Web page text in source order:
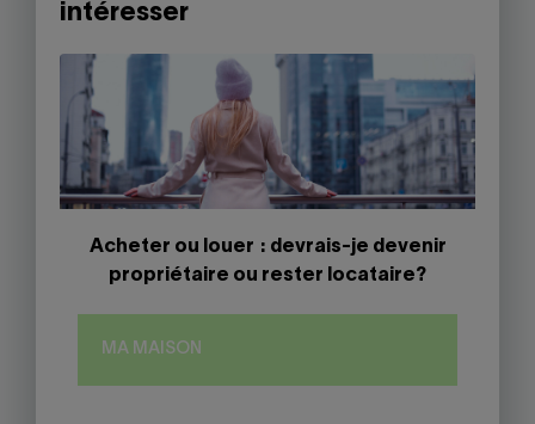
intéresser
Acheter ou louer : devrais-je devenir
propriétaire ou rester locataire?
MA MAISON